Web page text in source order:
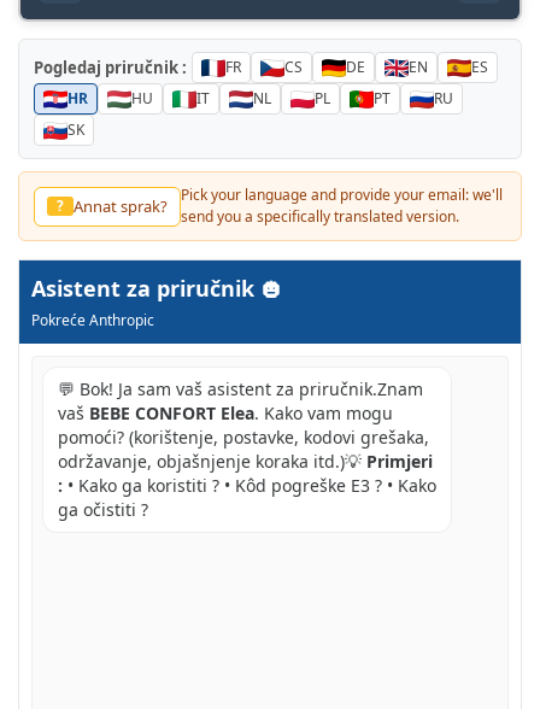
Pogledaj priručnik : FR CS DE EN
ES
HR
HU IT NL PL PT
RU
SK
? Annat sprak?
Pick your language and provide your email: we'll
send you a specifically translated version.
Asistent za priručnik
Pokreće Anthropic
💬 Bok! Ja sam vaš asistent za priručnik.Znam
vaš BEBE CONFORT Elea. Kako vam mogu
pomoći? (korištenje, postavke, kodovi grešaka,
održavanje, objašnjenje koraka itd.)💡 Primjeri
: • Kako ga koristiti ? • Kôd pogreške E3 ? • Kako
ga očistiti ?